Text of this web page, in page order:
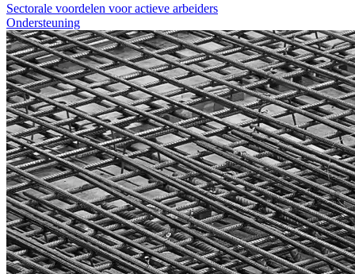
Sectorale voordelen voor actieve arbeiders
Ondersteuning